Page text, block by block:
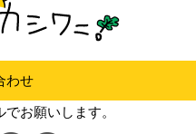
わせ
お願いします。